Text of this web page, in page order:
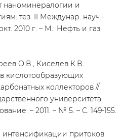
наноминералогии и
тез. II Междунар. науч.-
2010 г. – М.: Нефть и газ,
О.В., Киселев К.В.
кислотообразующих
коллекторов //
университета.
– 2011. – № 5. – С. 149-155.
интенсификации притоков